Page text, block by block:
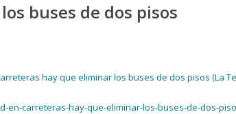
buses de dos pisos
hay que eliminar los buses de dos pisos (La
en-carreteras-hay-que-eliminar-los-buses-de-dos-